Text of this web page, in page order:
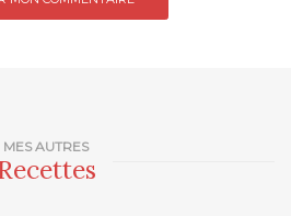
MES AUTRES